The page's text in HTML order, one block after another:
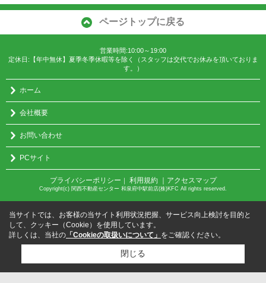
ページトップに戻る
営業時間:10:00～19:00
定休日:【年中無休】夏季冬季休暇等を除く（スタッフは交代でお休みを頂いておりま
す。）
ホーム
会社概要
お問い合わせ
PCサイト
プライバシーポリシー ｜ 利用規約 ｜アクセスマップ
Copyright(c) 関西不動産センター 和泉府中駅前店(株)KFC All rights reserved.
当サイトでは、お客様の当サイト利用状況把握、サービス向上検討を目的と
して、クッキー（Cookie）を使用しています。
詳しくは、当社の 「Cookieの取扱いについて」 をご確認ください。
閉じる